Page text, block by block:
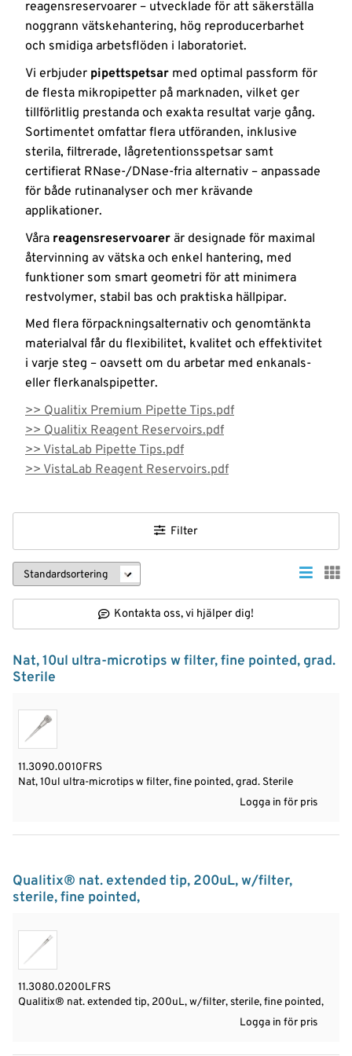
Nyheter
Logga
reagensreservoarer – utvecklade för att säkerställa
noggrann vätskehantering, hög reproducerbarhet
och smidiga arbetsflöden i laboratoriet.
Vi erbjuder pipettspetsar med optimal passform för
de flesta mikropipetter på marknaden, vilket ger
tillförlitlig prestanda och exakta resultat varje gång.
Sortimentet omfattar flera utföranden, inklusive
sterila, filtrerade, lågretentionsspetsar samt
certifierat RNase-/DNase-fria alternativ – anpassade
för både rutinanalyser och mer krävande
applikationer.
Våra reagensreservoarer är designade för maximal
återvinning av vätska och enkel hantering, med
funktioner som smart geometri för att minimera
restvolymer, stabil bas och praktiska hällpipar.
Med flera förpackningsalternativ och genomtänkta
materialval får du flexibilitet, kvalitet och effektivitet
i varje steg – oavsett om du arbetar med enkanals-
eller flerkanalspipetter.
>> Qualitix Premium Pipette Tips.pdf
>> Qualitix Reagent Reservoirs.pdf
>> VistaLab Pipette Tips.pdf
>> VistaLab Reagent Reservoirs.pdf
Filter
Nat, 10ul ultra-microtips w filter, fine pointed, grad.
Sterile
11.3090.0010FRS
Nat, 10ul ultra-microtips w filter, fine pointed, grad. Sterile
Logga in för pris
Qualitix® nat. extended tip, 200uL, w/filter,
sterile, fine pointed,
11.3080.0200LFRS
Qualitix® nat. extended tip, 200uL, w/filter, sterile, fine pointed,
Logga in för pris
Kontakta oss, vi hjälper dig!